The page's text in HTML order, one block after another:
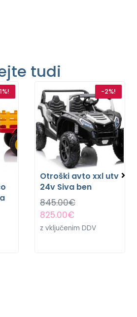
tudi
-2%!
Otroški avto xxl utv
24v Siva ben
845.00€
825.00€
z vključenim DDV